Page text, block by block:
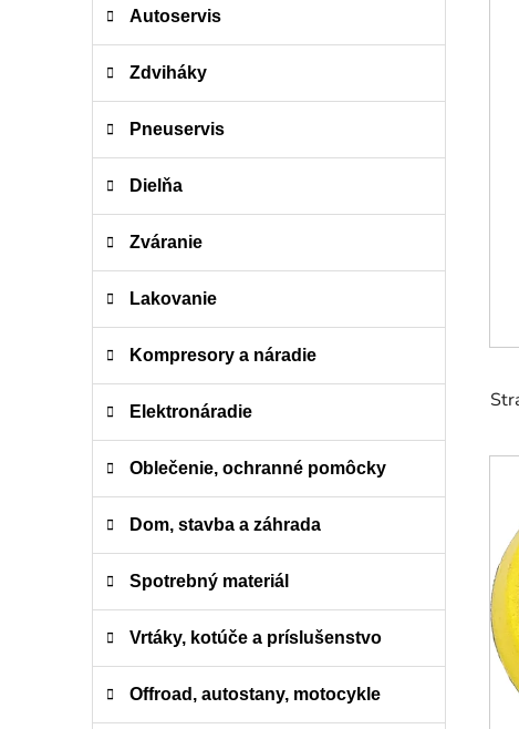
Autoservis
Zdviháky
Pneuservis
Dielňa
Zváranie
Lakovanie
Kompresory a náradie
Elektronáradie
Oblečenie, ochranné pomôcky
Dom, stavba a záhrada
Spotrebný materiál
Vrtáky, kotúče a príslušenstvo
Offroad, autostany, motocykle
V
s
p
r
o